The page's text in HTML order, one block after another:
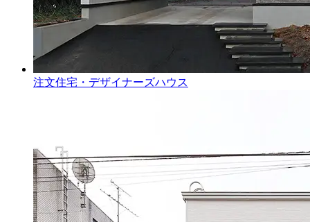
注文住宅・デザイナーズハウス